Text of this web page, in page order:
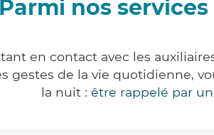
Parmi nos services
en contact avec les
gestes de la vie quotidienne,
la nuit : être rappelé par